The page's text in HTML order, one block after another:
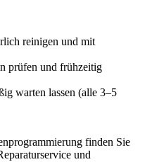
reinigen und mit
prüfen und frühzeitig
warten lassen (alle 3–5
finden Sie
und